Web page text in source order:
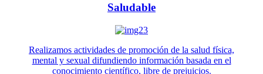
Saludable
Realizamos actividades de promoción de la salud física,
mental y sexual difundiendo información basada en el
conocimiento científico, libre de prejuicios.